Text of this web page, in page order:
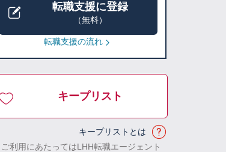
転職支援に登録
（無料）
転職支援の流れ
キープリスト
キープリストとは
ご利用にあたってはLHH転職エージェント